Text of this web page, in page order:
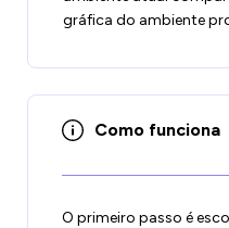
gráfica do ambiente
Como funciona
O primeiro passo é